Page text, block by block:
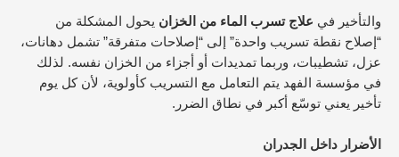
والتأخير في علاج تسرب الماء من الخزان يحول المشكلة من
“إصلاح نقطة تسريب واحدة” إلى “إصلاحات متفرقة” تشمل دهانات،
عزل، تشطيبات، وربما تمديدات أو أجزاء من الخزان نفسه. لذلك
في مؤسسة الفهد يتم التعامل مع التسريب كأولوية، لأن كل يوم
تأخير يعني توسّع أكبر في نطاق الضرر.
الأضرار داخل الجدران